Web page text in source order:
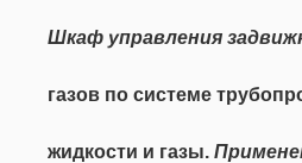
Шкаф управления
газов по системе
жидкости и газы.